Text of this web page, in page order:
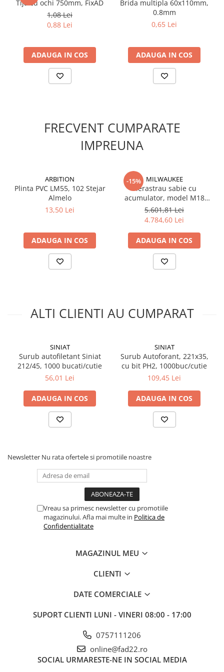
Suruburi pentru lemn
Suruburi autoforante
Ancore mecanice
Cuie constructii
Profile gips carton
Silicon, spume si adezivi de montaj
Adezivi montaj
Accesorii parchet
Plinta si accesorii
Benzi adezive
Chituri pentru rosturi
Unelte si accesorii pentru zidarie si
Acoperis
Sindrila bituminoasa si accesorii
Placi ondulate si accesorii
Electrice
Prelungitoare si derulatoare
Prize, intrerupatoare si stechere
Intrerupatoare
Corpuri si surse de iluminat
Garduri metalice
Panouri gard
Tija cu ochi 750mm, FixAD
1,08 Lei
0,88 Lei
ADAUGA IN COS
Brida multipla 60x110mm,
0.8mm
0,65 Lei
ADAUGA IN COS
FRECVENT CUMPARATE
IMPREUNA
ARBITION
Plinta PVC LM55, 102 Stejar
Almelo
13,50 Lei
ADAUGA IN COS
-15% MILWAUKEE
Fierastrau sabie cu
acumulator, model M18
FSZ100P-502P, 4933498242
Milwaukee, MILWAUKEE
5.601,81 Lei
4.784,60 Lei
ADAUGA IN COS
ALTI CLIENTI AU CUMPARAT
SINIAT
Surub autofiletant Siniat
212/45, 1000 bucati/cutie
56,01 Lei
ADAUGA IN COS
SINIAT
Surub Autoforant, 221x35,
cu bit PH2, 1000buc/cutie
109,45 Lei
ADAUGA IN COS
Newsletter Nu rata ofertele si promotiile noastre
Vreau sa primesc newsletter cu promotiile
magazinului. Afla mai multe in Politica de
Confidentialitate
MAGAZINUL MEU
CLIENTI
DATE COMERCIALE
SUPORT CLIENTI LUNI - VINERI 08:00 - 17:00
0757111206
online@fad22.ro
SOCIAL URMARESTE-NE IN SOCIAL MEDIA